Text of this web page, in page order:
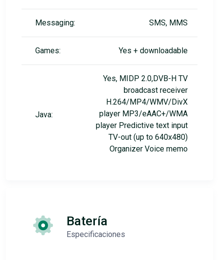
Messaging: SMS, MMS
Games: Yes + downloadable
Java:
Yes, MIDP 2.0,DVB-H TV
broadcast receiver
H.264/MP4/WMV/DivX
player MP3/eAAC+/WMA
player Predictive text input
TV-out (up to 640x480)
Organizer Voice memo
Batería
Especificaciones